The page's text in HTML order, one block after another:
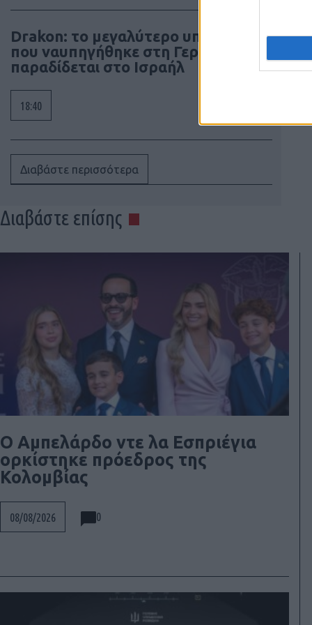
Drakon: το μεγαλύτερο υποβρύχιο
που ναυπηγήθηκε στη Γερμανία
παραδίδεται στο Ισραήλ
18:40
Διαβάστε περισσότερα
Διαβάστε επίσης
Ο Αμπελάρδο ντε λα Εσπριέγια
ορκίστηκε πρόεδρος της
Κολομβίας
08/08/2026 0